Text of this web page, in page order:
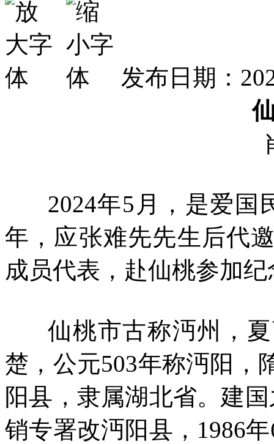
发布日期：
2024年5月，是爱国
年，应张难先先生后代
成员代表，赴仙桃参加
仙桃市古称沔州，夏
楚，公元503年称沔阳，
阳县，隶属湖北省。建
销专署改沔阳县，1986